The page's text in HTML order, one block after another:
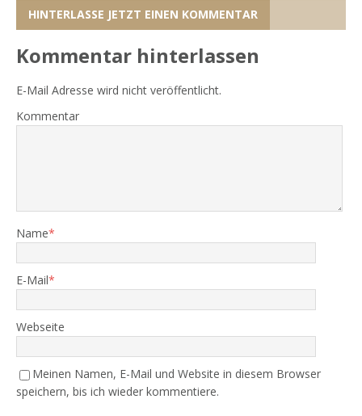
HINTERLASSE JETZT EINEN KOMMENTAR
Kommentar hinterlassen
E-Mail Adresse wird nicht veröffentlicht.
Kommentar
Name*
E-Mail*
Webseite
Meinen Namen, E-Mail und Website in diesem Browser
speichern, bis ich wieder kommentiere.